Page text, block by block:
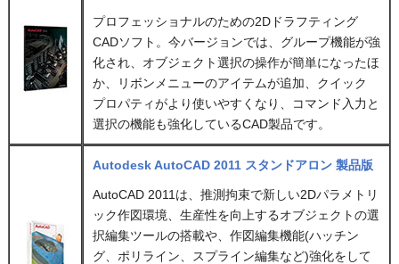
プロフェッショナルのための2Dドラフティング
CADソフト。今バージョンでは、グループ機能が強
化され、オブジェクト選択の操作が簡単になったほ
か、リボンメニューのアイテムが追加、クイック
プロパティがより使いやすくなり、コマンド入力と
選択の機能も強化しているCAD製品です。
Autodesk AutoCAD 2011 スタンドアロン 製品版
AutoCAD 2011は、推測拘束で新しい2Dパラメトリ
ック作図環境、生産性を向上するオブジェクトの選
択編集ツールの搭載や、作図編集機能(ハッチン
グ、ポリライン、スプライン編集など)強化をして